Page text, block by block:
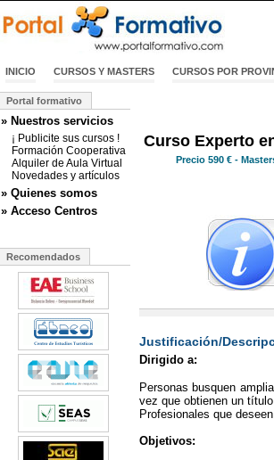
INICIO CURSOS Y MASTERS CURSOS POR
Portal formativo
» Nuestros servicios
¡ Publicite sus cursos !
Formación Cooperativa
Alquiler de Aula Virtual
Novedades y artículos
» Quienes somos
» Acceso Centros
Recomendados
Curso Experto
Precio 590 € -
Justificación/
Dirigido a:
Personas busquen
vez que obtienen un
Profesionales que
Objetivos: